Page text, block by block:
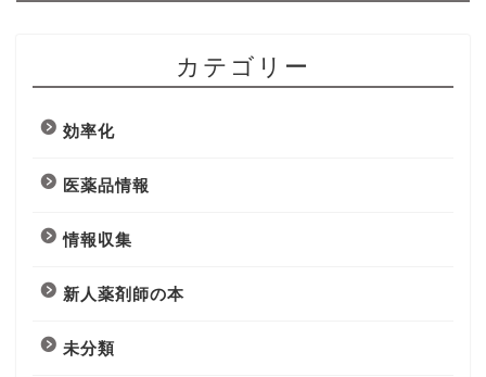
カテゴリー
効率化
医薬品情報
情報収集
新人薬剤師の本
未分類